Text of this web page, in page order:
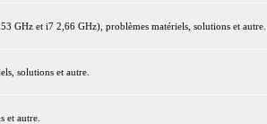
GHz et i7 2,66 GHz), problèmes matériels, solutions et autre.
solutions et autre.
et autre.